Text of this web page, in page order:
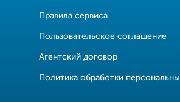
Правила сервиса
Пользовательское соглашение
Агентский договор
Политика обработки